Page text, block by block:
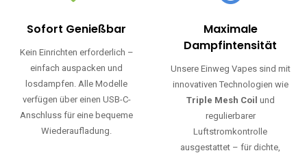
Sofort Genießbar
Kein Einrichten erforderlich –
einfach auspacken und
losdampfen. Alle Modelle
verfügen über einen USB-C-
Anschluss für eine bequeme
Wiederaufladung.
Maximale
Dampfintensität
Unsere Einweg Vapes sind mit
innovativen Technologien wie
Triple Mesh Coil und
regulierbarer
Luftstromkontrolle
ausgestattet – für dichte,